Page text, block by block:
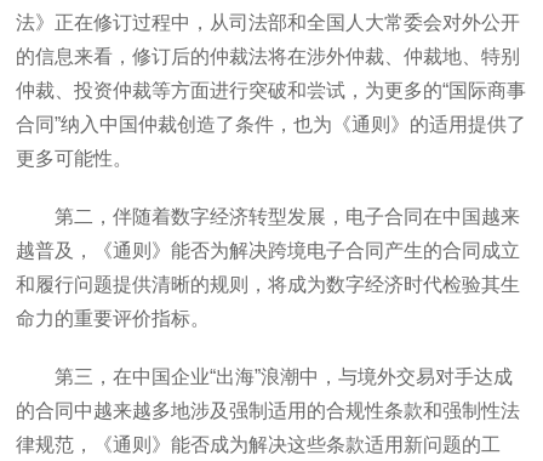
法》正在修订过程中，从司法部和全国人大常委会对外公开
的信息来看，修订后的仲裁法将在涉外仲裁、仲裁地、特别
仲裁、投资仲裁等方面进行突破和尝试，为更多的“国际商事
合同”纳入中国仲裁创造了条件，也为《通则》的适用提供了
更多可能性。
第二，伴随着数字经济转型发展，电子合同在中国越来
越普及，《通则》能否为解决跨境电子合同产生的合同成立
和履行问题提供清晰的规则，将成为数字经济时代检验其生
命力的重要评价指标。
第三，在中国企业“出海”浪潮中，与境外交易对手达成
的合同中越来越多地涉及强制适用的合规性条款和强制性法
律规范，《通则》能否成为解决这些条款适用新问题的工